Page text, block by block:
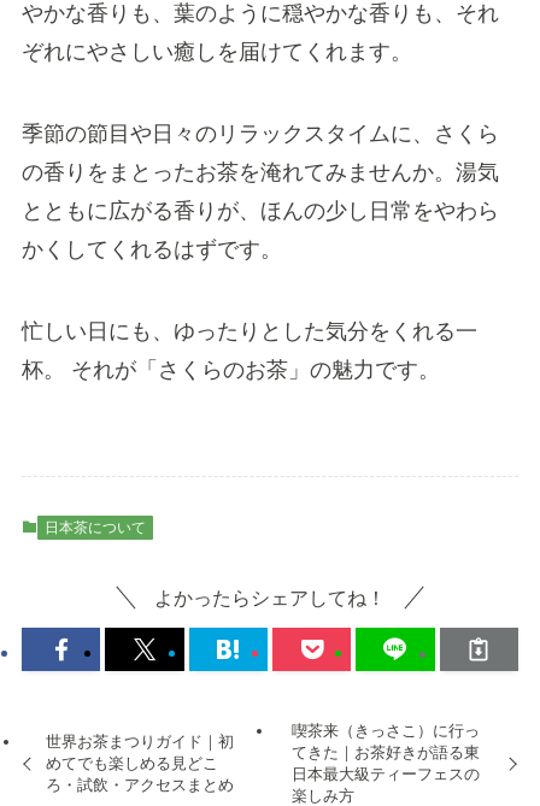
やかな香りも、葉のように穏やかな香りも、それ
ぞれにやさしい癒しを届けてくれます。
季節の節目や日々のリラックスタイムに、さくら
の香りをまとったお茶を淹れてみませんか。湯気
とともに広がる香りが、ほんの少し日常をやわら
かくしてくれるはずです。
忙しい日にも、ゆったりとした気分をくれる一
杯。 それが「さくらのお茶」の魅力です。
日本茶について
よかったらシェアしてね！
世界お茶まつりガイド｜初
めてでも楽しめる見どこ
ろ・試飲・アクセスまとめ
喫茶来（きっさこ）に行っ
てきた｜お茶好きが語る東
日本最大級ティーフェスの
楽しみ方